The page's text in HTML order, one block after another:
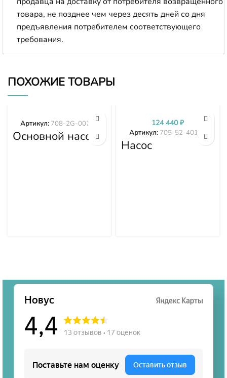
товара, не позднее чем через десять дней со дня
предъявления потребителем соответствующего
требования.
ПОХОЖИЕ ТОВАРЫ
Основной насос
гидравлики
Артикул: 708-2G-00700
Насос
гидравлики в
Артикул: 705-52-40160
124 440₽